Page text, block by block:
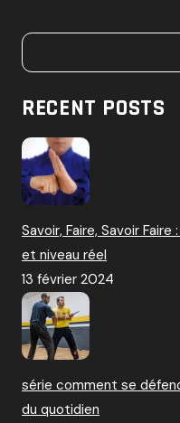
Rechercher
RECENT POSTS
Savoir, Faire, Savoir
et niveau réel
13 février 2024
série comment se
du quotidien